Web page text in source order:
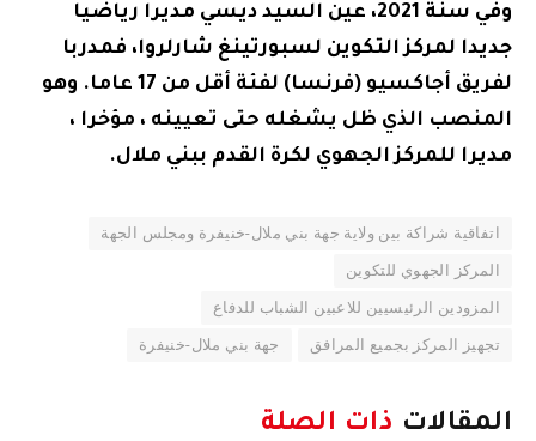
وفي سنة 2021، عين السيد ديسي مديرا رياضيا
جديدا لمركز التكوين لسبورتينغ شارلروا، فمدربا
لفريق أجاكسيو (فرنسا) لفئة أقل من 17 عاما. وهو
المنصب الذي ظل يشغله حتى تعيينه ، مؤخرا ،
مديرا للمركز الجهوي لكرة القدم ببني ملال.
اتفاقية شراكة بين ولاية جهة بني ملال-خنيفرة ومجلس الجهة
المركز الجهوي للتكوين
المزودين الرئيسيين للاعبين الشباب للدفاع
تجهيز المركز بجميع المرافق جهة بني ملال-خنيفرة
المقالات ذات الصلة